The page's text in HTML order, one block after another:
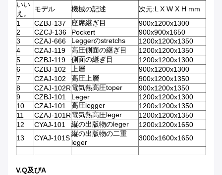
いい
え。
モデル 機械の記述
次元:L X W X H mm
1
CZBJ-137 座席継ぎ目
900x1200x1300
2
CZCJ-136 Pockert
900x900x1650
3
CZAJ-666 Leggerのstretchs
1200x1200x1350
4
CZAJ-119 高圧側面の継ぎ目
1200x1200x1350
5
CZBJ-119 側面の継ぎ目
1200x1200x1300
6
CZBJ-102 上層
900x1200x1300
7
CZAJ-102 高圧上層
900x1200x1350
8
CZAJ-102R電気熱高圧toper
900x1200x1350
9
CZBJ-101 Leger
1200x1200x1300
10
CZAJ-101 高圧legger
1200x1200x1350
11
CZAJ-101R電気熱高圧leger
1200x1200x1350
12
CYAJ-101 縦の出版物のleger
1200x1200x1650
13
CYAJ-101S
縦の出版物の二重
leger
3000x1600x1650
V.Q及びA